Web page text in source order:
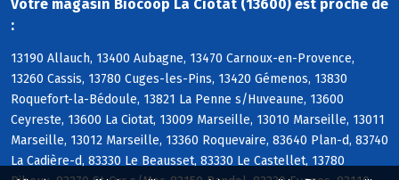
Votre magasin Biocoop La Ciotat (13600) est proche de
:
13190 Allauch, 13400 Aubagne, 13470 Carnoux-en-Provence,
13260 Cassis, 13780 Cuges-les-Pins, 13420 Gémenos, 13830
Roquefort-la-Bédoule, 13821 La Penne s/Huveaune, 13600
Ceyreste, 13600 La Ciotat, 13009 Marseille, 13010 Marseille, 13011
Marseille, 13012 Marseille, 13360 Roquevaire, 83640 Plan-d, 83740
La Cadière-d, 83330 Le Beausset, 83330 Le Castellet, 13780